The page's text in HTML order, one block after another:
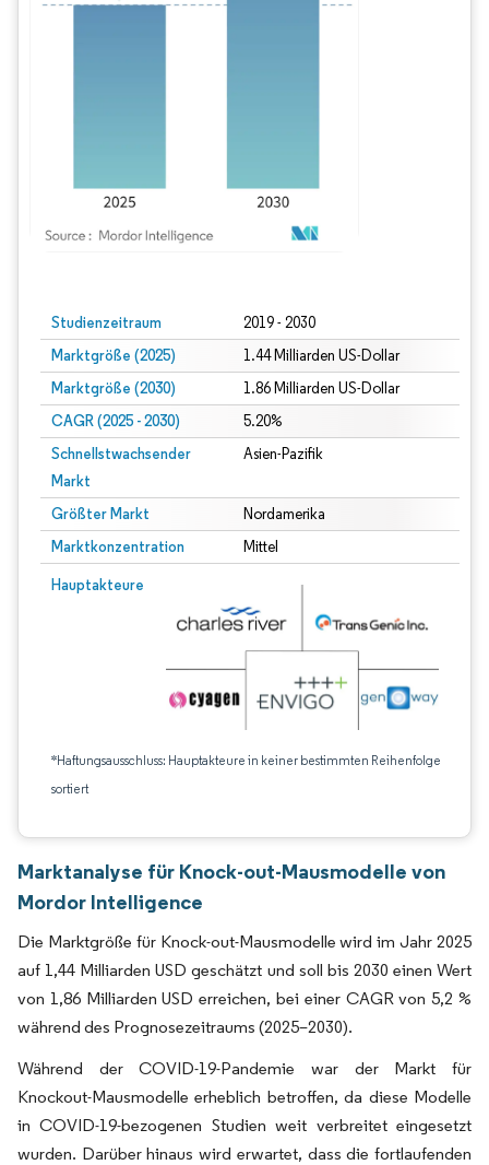
Studienzeitraum 2019 - 2030
Marktgröße (2025) 1.44 Milliarden US-Dollar
Marktgröße (2030) 1.86 Milliarden US-Dollar
CAGR (2025 - 2030) 5.20%
Schnellstwachsender
Markt
Asien-Pazifik
Größter Markt Nordamerika
Marktkonzentration Mittel
Hauptakteure
*Haftungsausschluss: Hauptakteure in keiner bestimmten Reihenfolge
sortiert
Marktanalyse für Knock-out-Mausmodelle von
Mordor Intelligence
Die Marktgröße für Knock-out-Mausmodelle wird im Jahr 2025
auf 1,44 Milliarden USD geschätzt und soll bis 2030 einen Wert
von 1,86 Milliarden USD erreichen, bei einer CAGR von 5,2 %
während des Prognosezeitraums (2025–2030).
Während der COVID-19-Pandemie war der Markt für
Knockout-Mausmodelle erheblich betroffen, da diese Modelle
in COVID-19-bezogenen Studien weit verbreitet eingesetzt
wurden. Darüber hinaus wird erwartet, dass die fortlaufenden